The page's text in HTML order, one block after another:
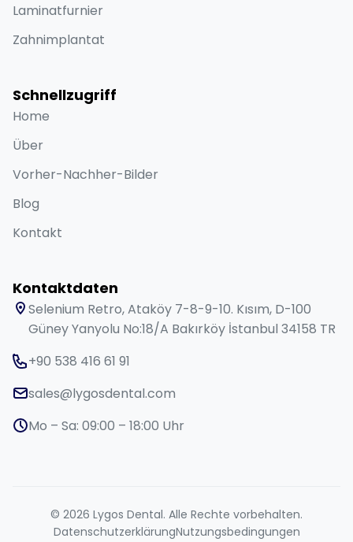
Laminatfurnier
Zahnimplantat
Schnellzugriff
Home
Über
Vorher-Nachher-Bilder
Blog
Kontakt
Kontaktdaten
Selenium Retro, Ataköy 7-8-9-10. Kısım, D-100
Güney Yanyolu No:18/A Bakırköy İstanbul 34158 TR
+90 538 416 61 91
sales@lygosdental.com
Mo – Sa: 09:00 – 18:00 Uhr
© 2026 Lygos Dental. Alle Rechte vorbehalten.
DatenschutzerklärungNutzungsbedingungen